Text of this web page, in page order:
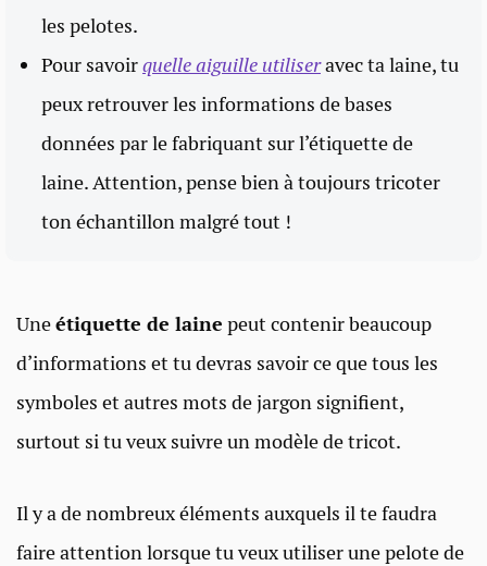
les pelotes.
Pour savoirquelle aiguille utiliseravec ta laine, tu
peux retrouver les informations de bases
données par le fabriquant sur l’étiquette de
laine. Attention, pense bien à toujours tricoter
ton échantillon malgré tout !
Uneétiquette de laine peut contenir beaucoup
d’informations et tu devras savoir ce que tous les
symboles et autres mots de jargon signifient,
surtout si tu veux suivre un modèle de tricot.
Il y a de nombreux éléments auxquels il te faudra
faire attention lorsque tu veux utiliser une pelote de